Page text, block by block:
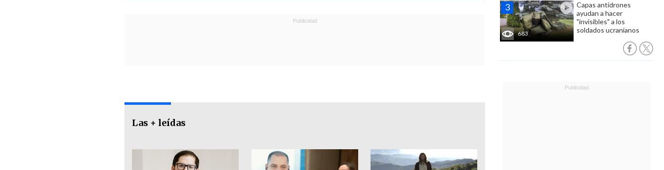
683
Capas antidrones
ayudan a hacer
"invisibles" a los
soldados ucranianos
Las + leídas